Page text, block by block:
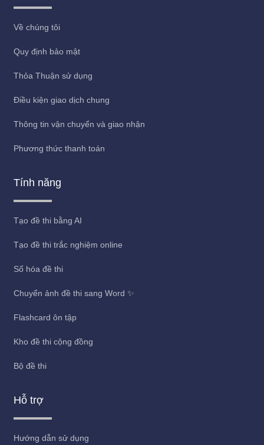
Về chúng tôi
Quy định bảo mật
Thỏa Thuận sử dụng
Điều kiện giao dịch chung
Thông tin vận chuyển và giao nhận
Phương thức thanh toán
Tính năng
Tạo đề thi bằng AI
Tạo đề thi trắc nghiệm online
Số hóa đề thi
Chuyển ảnh đề thi sang Word ✨
Flashcard ôn tập
Kho đề thi cộng đồng
Bộ đề thi
Hỗ trợ
Hướng dẫn sử dụng